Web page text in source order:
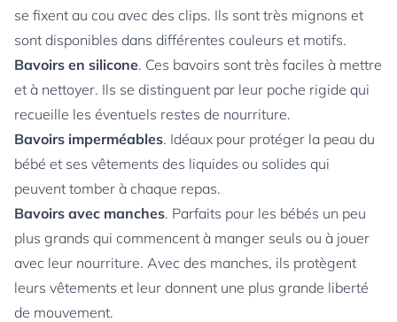
se fixent au cou avec des clips. Ils sont très mignons et
sont disponibles dans différentes couleurs et motifs.
Bavoirs en silicone. Ces bavoirs sont très faciles à mettre
et à nettoyer. Ils se distinguent par leur poche rigide qui
recueille les éventuels restes de nourriture.
Bavoirs imperméables. Idéaux pour protéger la peau du
bébé et ses vêtements des liquides ou solides qui
peuvent tomber à chaque repas.
Bavoirs avec manches. Parfaits pour les bébés un peu
plus grands qui commencent à manger seuls ou à jouer
avec leur nourriture. Avec des manches, ils protègent
leurs vêtements et leur donnent une plus grande liberté
de mouvement.